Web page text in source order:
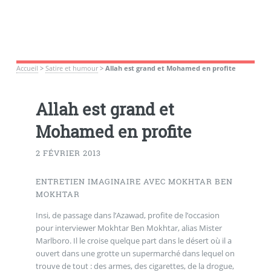
Accueil > Satire et humour> Allah est grand et Mohamed en profite
Allah est grand et
Mohamed en profite
2 FÉVRIER 2013
ENTRETIEN IMAGINAIRE AVEC MOKHTAR BEN
MOKHTAR
Insi, de passage dans l’Azawad, profite de l’occasion
pour interviewer Mokhtar Ben Mokhtar, alias Mister
Marlboro. Il le croise quelque part dans le désert où il a
ouvert dans une grotte un supermarché dans lequel on
trouve de tout : des armes, des cigarettes, de la drogue,